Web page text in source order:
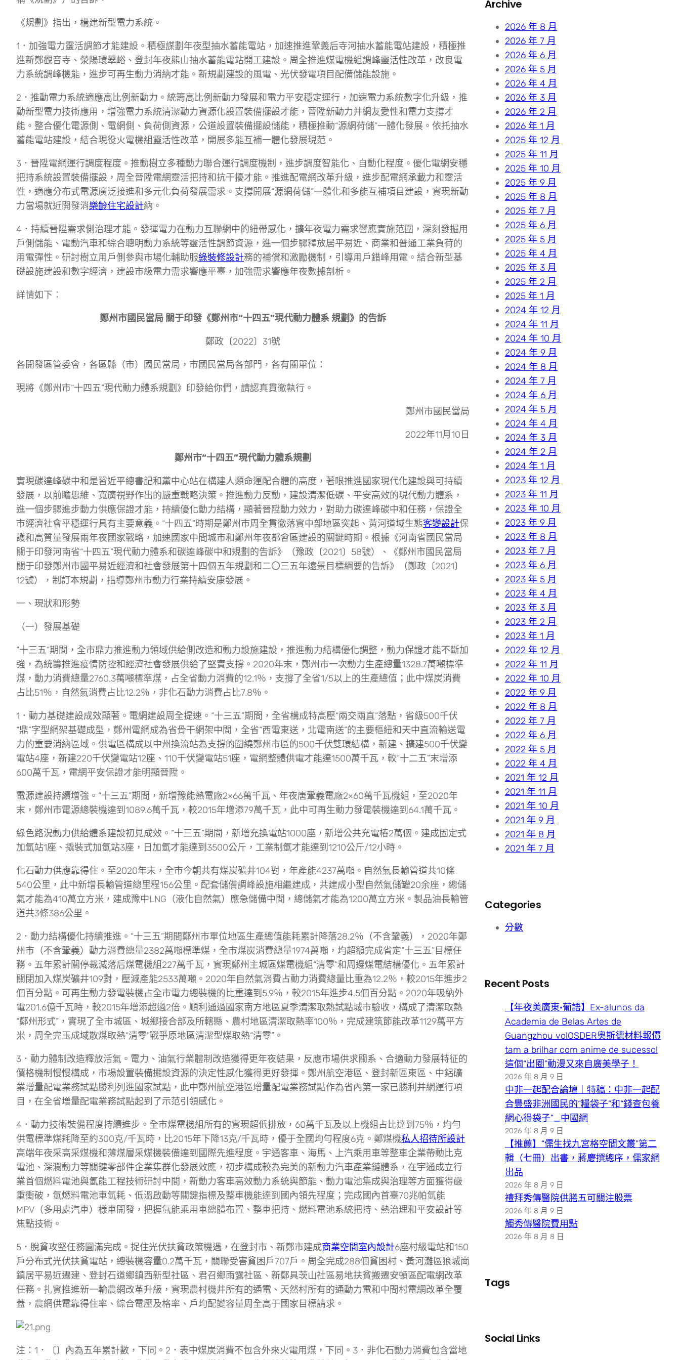
《規劃》指出，構建新型電力系統。
1．加強電力靈活調節才能建設。積極謀劃年夜型抽水蓄能電站，加速推進鞏義后寺河抽水蓄能電站建設，積極推
進新鄭觀音寺、滎陽環翠峪、登封年夜熊山抽水蓄能電站開工建設。周全推進煤電機組調峰靈活性改革，改良電
力系統調峰機能，進步可再生動力消納才能。新規劃建設的風電、光伏發電項目配備儲能設施。
2．推動電力系統適應高比例新動力。統籌高比例新動力發展和電力平安穩定運行，加速電力系統數字化升級，推
動新型電力技術應用，增強電力系統清潔動力資源化設置裝備擺設才能，晉陞新動力并網友愛性和電力支撐才
能。整合優化電源側、電網側、負荷側資源，公道設置裝備擺設儲能，積極推動“源網荷儲”一體化發展。依托抽水
蓄能電站建設，結合現役火電機組靈活性改革，開展多能互補一體化發展現范。
3．晉陞電網運行調度程度。推動樹立多種動力聯合運行調度機制，進步調度智能化、自動化程度。優化電網安穩
把持系統設置裝備擺設，周全晉陞電網靈活把持和抗干擾才能。推進配電網改革升級，進步配電網承載力和靈活
性，適應分布式電源廣泛接進和多元化負荷發展需求。支撐開展“源網荷儲”一體化和多能互補項目建設，實現新動
力當場就近開發消樂齡住宅設計納。
4．持續晉陞需求側治理才能。發揮電力在動力互聯網中的紐帶感化，擴年夜電力需求響應實施范圍，深刻發掘用
戶側儲能、電動汽車和綜合聰明動力系統等靈活性調節資源，進一個步驟釋放居平易近、商業和普通工業負荷的
用電彈性。研討樹立用戶側參與市場化輔助服綠裝修設計務的補償和激勵機制，引導用戶錯峰用電。結合新型基
礎設施建設和數字經濟，建設市級電力需求響應平臺，加強需求響應年夜數據剖析。
詳情如下：
鄭州市國民當局 關于印發《鄭州市“十四五”現代動力體系 規劃》的告訴
鄭政〔2022〕31號
各開發區管委會，各區縣（市）國民當局，市國民當局各部門，各有關單位：
現將《鄭州市“十四五”現代動力體系規劃》印發給你們，請認真貫徹執行。
鄭州市國民當局
2022年11月10日
鄭州市“十四五”現代動力體系規劃
實現碳達峰碳中和是習近平總書記和黨中心站在構建人類命運配合體的高度，著眼推進國家現代化建設與可持續
發展，以前瞻思維、寬廣視野作出的嚴重戰略決策。推進動力反動，建設清潔低碳、平安高效的現代動力體系，
進一個步驟進步動力供應保證才能，持續優化動力結構，顯著晉陞動力效力，對助力碳達峰碳中和任務，保證全
市經濟社會平穩運行具有主要意義。“十四五”時期是鄭州市周全貫徹落實中部地區突起、黃河道域生態客變設計保
護和高質量發展兩年夜國家戰略，加速國家中間城市和鄭州年夜都會區建設的關鍵時期。根據《河南省國民當局
關于印發河南省“十四五”現代動力體系和碳達峰碳中和規劃的告訴》（豫政〔2021〕58號）、《鄭州市國民當局
關于印發鄭州市國平易近經濟和社會發展第十四個五年規劃和二〇三五年遠景目標綱要的告訴》（鄭政〔2021〕
12號），制訂本規劃，指導鄭州市動力行業持續安康發展。
一、現狀和形勢
（一）發展基礎
“十三五”期間，全市鼎力推進動力領域供給側改造和動力設施建設，推進動力結構優化調整，動力保證才能不斷加
強，為統籌推進疫情防控和經濟社會發展供給了堅實支撐。2020年末，鄭州市一次動力生產總量1328.7萬噸標準
煤，動力消費總量2760.3萬噸標準煤，占全省動力消費的12.1％，支撐了全省1/5以上的生產總值；此中煤炭消費
占比51％，自然氣消費占比12.2％，非化石動力消費占比7.8％。
1．動力基礎建設成效顯著。電網建設周全提速。“十三五”期間，全省構成特高壓“兩交兩直”落點，省級500千伏
“鼎”字型網架基礎成型，鄭州電網成為省骨干網架中間，全省“西電東送，北電南送”的主要樞紐和天中直流輸送電
力的重要消納區域。供電區構成以中州換流站為支撐的圍繞鄭州市區的500千伏雙環結構，新建、擴建500千伏變
電站4座，新建220千伏變電站12座、110千伏變電站51座，電網整體供電才能達1500萬千瓦，較“十二五”末增添
600萬千瓦，電網平安保證才能明顯晉陞。
電源建設持續增強。“十三五”期間，新增豫能熱電廠2×66萬千瓦、年夜唐鞏義電廠2×60萬千瓦機組，至2020年
末，鄭州市電源總裝機達到1089.6萬千瓦，較2015年增添79萬千瓦，此中可再生動力發電裝機達到64.1萬千瓦。
綠色路況動力供給體系建設初見成效。“十三五”期間，新增充換電站1000座，新增公共充電樁2萬個。建成固定式
加氫站1座、撬裝式加氫站3座，日加氫才能達到3500公斤，工業制氫才能達到1210公斤/12小時。
化石動力供應靠得住。至2020年末，全市今朝共有煤炭礦井104對，年產能4237萬噸。自然氣長輸管道共10條
540公里，此中新增長輸管道總里程156公里。配套儲備調峰設施相繼建成，共建成小型自然氣儲罐20余座，總儲
氣才能為410萬立方米，建成豫中LNG（液化自然氣）應急儲備中間，總儲氣才能為1200萬立方米。製品油長輸管
道共3條386公里。
2．動力結構優化持續推進。“十三五”期間鄭州市單位地區生產總值能耗累計降落28.2％（不含鞏義），2020年鄭
州市（不含鞏義）動力消費總量2382萬噸標準煤，全市煤炭消費總量1974萬噸，均超額完成省定“十三五”目標任
務。五年累計關停裁減落后煤電機組227萬千瓦，實現鄭州主城區煤電機組“清零”和周邊煤電結構優化。五年累計
關閉加入煤炭礦井109對，壓減產能2533萬噸。2020年自然氣消費占動力消費總量比重為12.2％，較2015年進步2
個百分點。可再生動力發電裝機占全市電力總裝機的比重達到5.9％，較2015年進步4.5個百分點。2020年吸納外
電201.6億千瓦時，較2015年增添超過2倍。順利通過國家南方地區夏季清潔取熱試點城市驗收，構成了清潔取熱
“鄭州形式”，實現了全市城區、城鄉接合部及所轄縣、農村地區清潔取熱率100％，完成建筑節能改革1129萬平方
米，周全完玉成域散煤取熱“清零”戰爭原地區清潔型煤取熱“清零”。
3．動力體制改造釋放活氣。電力、油氣行業體制改造獲得更年夜結果，反應市場供求關系、合適動力發展特征的
價格機制慢慢構成，市場設置裝備擺設資源的決定性感化獲得更好發揮。鄭州航空港區、登封新區東區、中鋁礦
業增量配電業務試點勝利列進國家試點，此中鄭州航空港區增量配電業務試點作為省內第一家已勝利并網運行項
目，在全省增量配電業務試點起到了示范引領感化。
4．動力技術裝備程度持續進步。全市煤電機組所有的實現超低排放，60萬千瓦及以上機組占比達到75％，均勻
供電標準煤耗降至約300克/千瓦時，比2015年下降13克/千瓦時，優于全國均勻程度6克。鄭煤機私人招待所設計
高端年夜采高采煤機和薄煤層采煤機裝備達到國際先進程度。宇通客車、海馬、上汽乘用車等整車企業帶動比克
電池、深瀾動力等關鍵零部件企業集群化發展效應，初步構成較為完美的新動力汽車產業鏈體系，在宇通成立行
業首個燃料電池與氫能工程技術研討中間，新動力客車高效動力系統與節能、動力電池集成與治理等方面獲得嚴
重衝破，氫燃料電池車氫耗、低溫啟動等關鍵指標及整車機能達到國內領先程度；完成國內首臺70兆帕氫能
MPV（多用處汽車）樣車開發，把握氫能乘用車總體布置、整車把持、燃料電池系統把持、熱治理和平安設計等
焦點技術。
5．脫貧攻堅任務圓滿完成。捉住光伏扶貧政策機遇，在登封市、新鄭市建成商業空間室內設計6座村級電站和150
戶分布式光伏扶貧電站，總裝機容量0.2萬千瓦，關聯受害貧困戶707戶。周全完成288個貧困村、黃河灘區狼城崗
鎮居平易近遷建、登封石道鄉鎮西新型社區、君召鄉雨露社區、新鄭具茨山社區易地扶貧搬遷安頓區配電網改革
任務。扎實推進新一輪農網改革升級，實現農村機井所有的通電、天然村所有的通動力電和中間村電網改革全覆
蓋，農網供電靠得住率、綜合電壓及格率、戶均配變容量周全高于國家目標請求。
注：1．〔〕內為五年累計數，下同。2．表中煤炭消費不包含外來火電用煤，下同。3．非化石動力消費包含當地
c
Archive
2026 年 8 月
2026 年 7 月
2026 年 6 月
2026 年 5 月
2026 年 4 月
2026 年 3 月
2026 年 2 月
2026 年 1 月
2025 年 12 月
2025 年 11 月
2025 年 10 月
2025 年 9 月
2025 年 8 月
2025 年 7 月
2025 年 6 月
2025 年 5 月
2025 年 4 月
2025 年 3 月
2025 年 2 月
2025 年 1 月
2024 年 12 月
2024 年 11 月
2024 年 10 月
2024 年 9 月
2024 年 8 月
2024 年 7 月
2024 年 6 月
2024 年 5 月
2024 年 4 月
2024 年 3 月
2024 年 2 月
2024 年 1 月
2023 年 12 月
2023 年 11 月
2023 年 10 月
2023 年 9 月
2023 年 8 月
2023 年 7 月
2023 年 6 月
2023 年 5 月
2023 年 4 月
2023 年 3 月
2023 年 2 月
2023 年 1 月
2022 年 12 月
2022 年 11 月
2022 年 10 月
2022 年 9 月
2022 年 8 月
2022 年 7 月
2022 年 6 月
2022 年 5 月
2022 年 4 月
2021 年 12 月
2021 年 11 月
2021 年 10 月
2021 年 9 月
2021 年 8 月
2021 年 7 月
Categories
分數
Recent Posts
【年夜美廣東·葡語】Ex-alunos da
Academia de Belas Artes de
Guangzhou volOSDER奧斯德材料報價
tam a brilhar com anime de sucesso!
這個“出圈”動漫又來自廣美學子！
2026 年 8 月 9 日
中非一起配合論壇｜特稿：中非一起配
合豐盛非洲國民的“糧袋子”和“錢查包養
網心得袋子”_中國網
2026 年 8 月 9 日
【推薦】“儒生找九宮格空間文叢”第二
輯（七冊）出書，蔣慶撰總序，儒家網
出品
2026 年 8 月 9 日
禮拜秀傳醫院供膳五可關注股票
2026 年 8 月 9 日
觸秀傳醫院費用點
2026 年 8 月 8 日
Tags
Social Links